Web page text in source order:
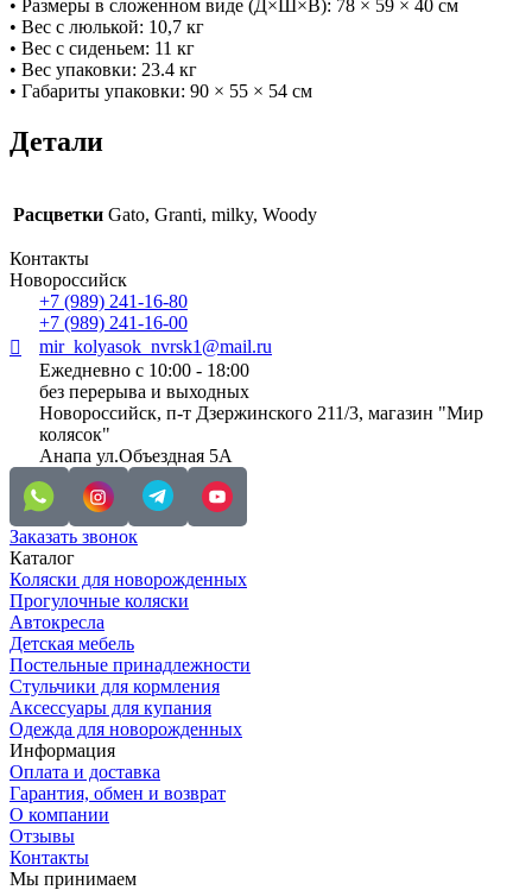
• Размеры в сложенном виде (Д×Ш×В): 78 × 59 × 40 см
• Вес с люлькой: 10,7 кг
• Вес с сиденьем: 11 кг
• Вес упаковки: 23.4 кг
• Габариты упаковки: 90 × 55 × 54 см
Детали
Расцветки Gato, Granti, milky, Woody
Контакты
Новороссийск
+7 (989) 241-16-80
+7 (989) 241-16-00
mir_kolyasok_nvrsk1@mail.ru
Ежедневно с 10:00 - 18:00
без перерыва и выходных
Новороссийск, п-т Дзержинского 211/3, магазин "Мир
колясок"
Анапа ул.Объездная 5А
Заказать звонок
Каталог
Коляски для новорожденных
Прогулочные коляски
Автокресла
Детская мебель
Постельные принадлежности
Стульчики для кормления
Аксессуары для купания
Одежда для новорожденных
Информация
Оплата и доставка
Гарантия, обмен и возврат
О компании
Отзывы
Контакты
Мы принимаем